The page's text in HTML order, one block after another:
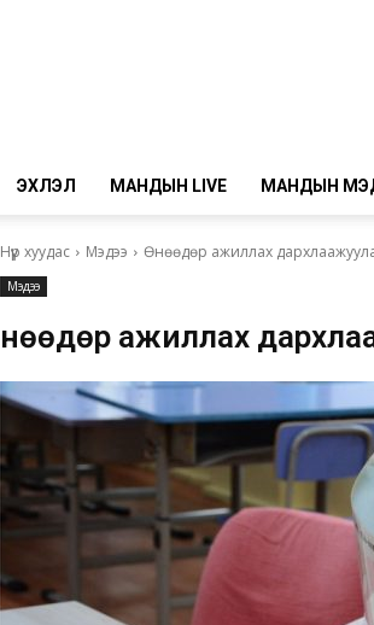
ЭХЛЭЛ МАНДЫН LIVE МАНДЫН
Нүүр хуудас Мэдээ Өнөөдөр ажиллах
Мэдээ
Өнөөдөр ажиллах